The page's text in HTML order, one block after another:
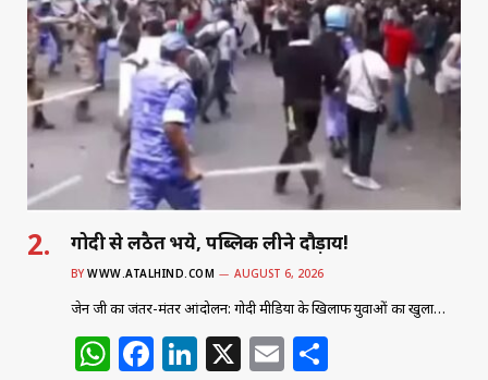
A
p
p
b
o
o
k
dI
n
गोदी से लठैत भये, पब्लिक लीने दौड़ाय!
BY WWW.ATALHIND.COM AUGUST 6, 2026
जेन जी का जंतर-मंतर आंदोलन: गोदी मीडिया के खिलाफ युवाओं का खुला…
W F Li X E